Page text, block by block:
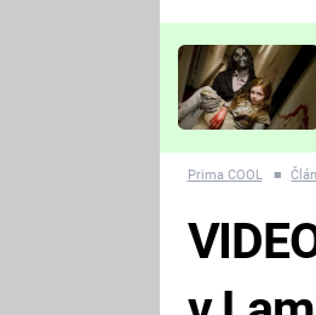
TŘESKU
FUTURAMA
Prima COOL ■